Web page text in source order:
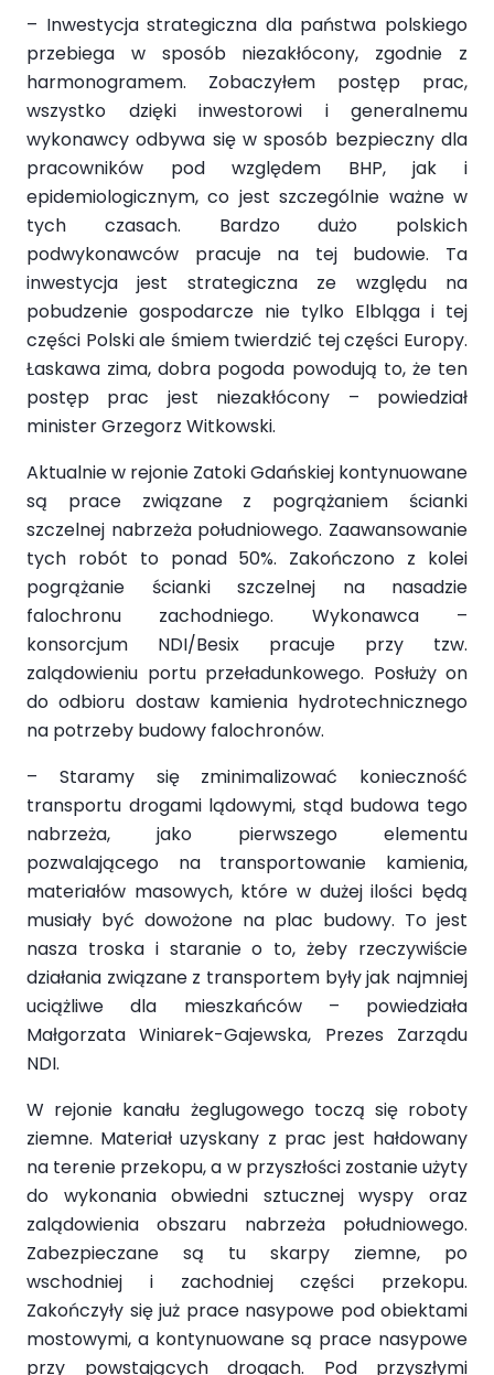
– Inwestycja strategiczna dla państwa polskiego
przebiega w sposób niezakłócony, zgodnie z
harmonogramem. Zobaczyłem postęp prac,
wszystko dzięki inwestorowi i generalnemu
wykonawcy odbywa się w sposób bezpieczny dla
pracowników pod względem BHP, jak i
epidemiologicznym, co jest szczególnie ważne w
tych czasach. Bardzo dużo polskich
podwykonawców pracuje na tej budowie. Ta
inwestycja jest strategiczna ze względu na
pobudzenie gospodarcze nie tylko Elbląga i tej
części Polski ale śmiem twierdzić tej części Europy.
Łaskawa zima, dobra pogoda powodują to, że ten
postęp prac jest niezakłócony – powiedział
minister Grzegorz Witkowski.
Aktualnie w rejonie Zatoki Gdańskiej kontynuowane
są prace związane z pogrążaniem ścianki
szczelnej nabrzeża południowego. Zaawansowanie
tych robót to ponad 50%. Zakończono z kolei
pogrążanie ścianki szczelnej na nasadzie
falochronu zachodniego. Wykonawca –
konsorcjum NDI/Besix pracuje przy tzw.
zalądowieniu portu przeładunkowego. Posłuży on
do odbioru dostaw kamienia hydrotechnicznego
na potrzeby budowy falochronów.
– Staramy się zminimalizować konieczność
transportu drogami lądowymi, stąd budowa tego
nabrzeża, jako pierwszego elementu
pozwalającego na transportowanie kamienia,
materiałów masowych, które w dużej ilości będą
musiały być dowożone na plac budowy. To jest
nasza troska i staranie o to, żeby rzeczywiście
działania związane z transportem były jak najmniej
uciążliwe dla mieszkańców – powiedziała
Małgorzata Winiarek-Gajewska, Prezes Zarządu
NDI.
W rejonie kanału żeglugowego toczą się roboty
ziemne. Materiał uzyskany z prac jest hałdowany
na terenie przekopu, a w przyszłości zostanie użyty
do wykonania obwiedni sztucznej wyspy oraz
zalądowienia obszaru nabrzeża południowego.
Zabezpieczane są tu skarpy ziemne, po
wschodniej i zachodniej części przekopu.
Zakończyły się już prace nasypowe pod obiektami
mostowymi, a kontynuowane są prace nasypowe
przy powstających drogach. Pod przyszłymi